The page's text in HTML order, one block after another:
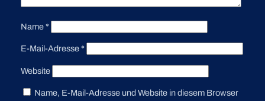
Name*
E-Mail-Adresse*
Website
Name, E-Mail-Adresse und Website in diesem Browser